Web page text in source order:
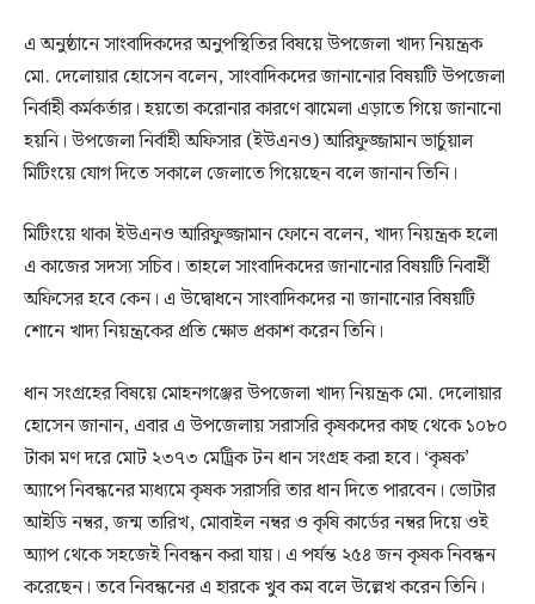
এ অনুষ্ঠানে সাংবাদিকদের অনুপস্থিতির বিষয়ে উপজেলা খাদ্য নিয়ন্ত্রক
মো. দেলোয়ার হোসেন বলেন, সাংবাদিকদের জানানোর বিষয়টি উপজেলা
নির্বাহী কর্মকর্তার। হয়তো করোনার কারণে ঝামেলা এড়াতে গিয়ে জানানো
হয়নি। উপজেলা নির্বাহী অফিসার (ইউএনও) আরিফুজ্জামান ভার্চুয়াল
মিটিংয়ে যোগ দিতে সকালে জেলাতে গিয়েছেন বলে জানান তিনি।
মিটিংয়ে থাকা ইউএনও আরিফুজ্জামান ফোনে বলেন, খাদ্য নিয়ন্ত্রক হলো
এ কাজের সদস্য সচিব। তাহলে সাংবাদিকদের জানানোর বিষয়টি নিবার্হী
অফিসের হবে কেন। এ উদ্বোধনে সাংবাদিকদের না জানানোর বিষয়টি
শোনে খাদ্য নিয়ন্ত্রকের প্রতি ক্ষোভ প্রকাশ করেন তিনি।
ধান সংগ্রহের বিষয়ে মোহনগঞ্জের উপজেলা খাদ্য নিয়ন্ত্রক মো. দেলোয়ার
হোসেন জানান, এবার এ উপজেলায় সরাসরি কৃষকদের কাছ থেকে ১০৮০
টাকা মণ দরে মোট ২৩৭৩ মেট্রিক টন ধান সংগ্রহ করা হবে। ‘কৃষক’
অ্যাপে নিবন্ধনের ম্যধ্যমে কৃষক সরাসরি তার ধান দিতে পারবেন। ভোটার
আইডি নম্বর, জন্ম তারিখ, মোবাইল নম্বর ও কৃষি কার্ডের নম্বর দিয়ে ওই
অ্যাপ থেকে সহজেই নিবন্ধন করা যায়। এ পর্যন্ত ২৫৪ জন কৃষক নিবন্ধন
করেছেন। তবে নিবন্ধনের এ হারকে খুব কম বলে উল্লেখ করেন তিনি।